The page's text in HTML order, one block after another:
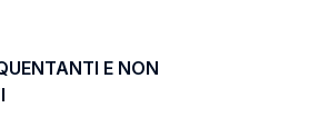
E NON